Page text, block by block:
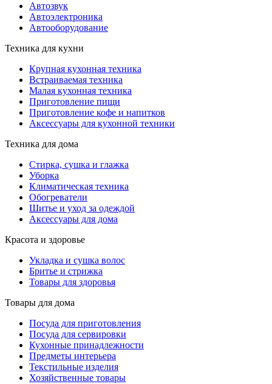
Автозвук
Автоэлектроника
Автооборудование
Техника для кухни
Крупная кухонная техника
Встраиваемая техника
Малая кухонная техника
Приготовление пищи
Приготовление кофе и напитков
Аксессуары для кухонной техники
Техника для дома
Стирка, сушка и глажка
Уборка
Климатическая техника
Обогреватели
Шитье и уход за одеждой
Аксессуары для дома
Красота и здоровье
Укладка и сушка волос
Бритье и стрижка
Товары для здоровья
Товары для дома
Посуда для приготовления
Посуда для сервировки
Кухонные принадлежности
Предметы интерьера
Текстильные изделия
Хозяйственные товары